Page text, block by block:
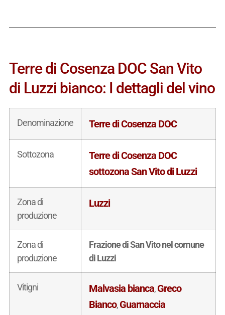
Terre di Cosenza DOC San Vito
di Luzzi bianco: I dettagli del vino
Denominazione Terre di Cosenza DOC
Sottozona
Terre di Cosenza DOC
sottozona San Vito di Luzzi
Zona di
produzione
Luzzi
Zona di
produzione
Frazione di San Vito nel comune
di Luzzi
Vitigni Malvasia bianca,Greco
Bianco,Guarnaccia